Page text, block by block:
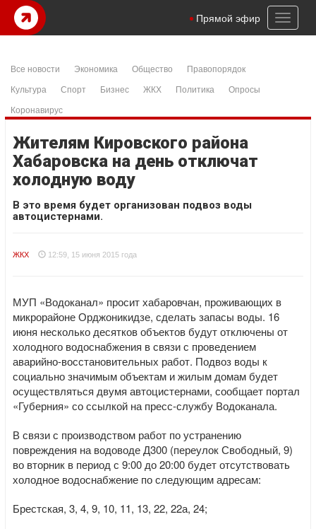
Toggle
Прямой эфир
Все новости Экономика Общество
Правопорядок
Культура
Спорт Бизнес ЖКХ Политика
Опросы
Коронавирус
Жителям Кировского района
Хабаровска на день отключат
холодную воду
В это время будет организован подвоз воды
автоцистернами.
ЖКХ 12:59, 15 июня 2015 года
МУП «Водоканал» просит хабаровчан, проживающих в
микрорайоне Орджоникидзе, сделать запасы воды. 16
июня несколько десятков объектов будут отключены от
холодного водоснабжения в связи с проведением
аварийно-восстановительных работ. Подвоз воды к
социально значимым объектам и жилым домам будет
осуществляться двумя автоцистернами, сообщает портал
«Губерния» со ссылкой на пресс-службу Водоканала.
В связи с производством работ по устранению
повреждения на водоводе Д300 (переулок Свободный, 9)
во вторник в период с 9:00 до 20:00 будет отсутствовать
холодное водоснабжение по следующим адресам:
Брестская, 3, 4, 9, 10, 11, 13, 22, 22а, 24;